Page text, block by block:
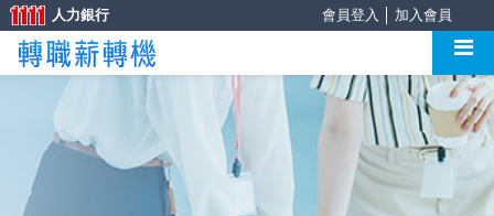
會員登入 加入會員
人力銀行